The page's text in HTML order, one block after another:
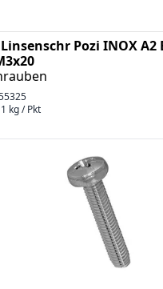
Pozi INOX A2
kg / Pkt